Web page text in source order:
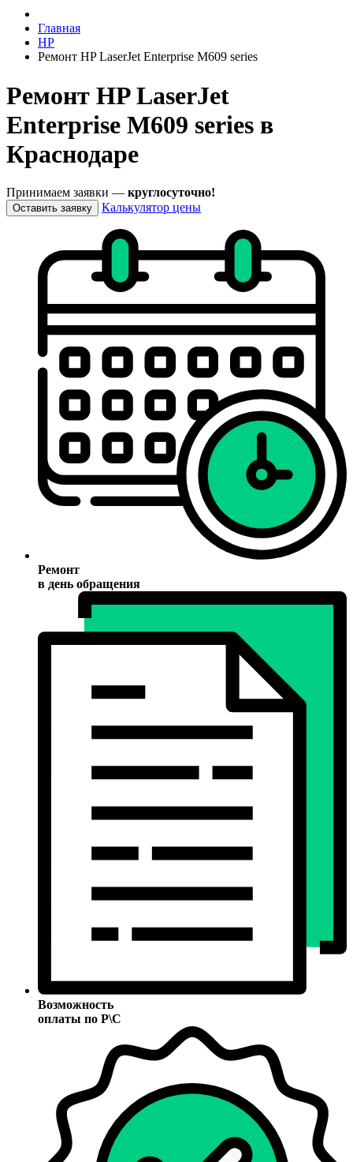
Главная
HP
Ремонт HP LaserJet Enterprise M609 series
Ремонт HP LaserJet
Enterprise M609 series в
Краснодаре
Принимаем заявки — круглосуточно!
Оставить заявку Калькулятор цены
Ремонт
в день обращения
Возможность
оплаты по Р\С